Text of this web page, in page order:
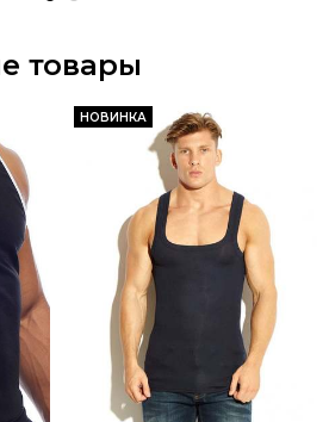
товары
НОВИНКА